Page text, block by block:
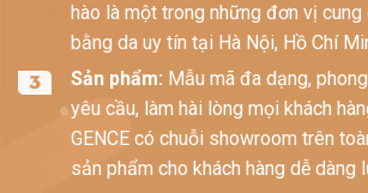
hào là một trong những đơn vị
bằng da uy tín tại Hà Nội, Hồ Chí
Sản phẩm: Mẫu mã đa dạng,
yêu cầu, làm hài lòng mọi khách
GENCE có chuỗi showroom trên
sản phẩm cho khách hàng dễ dàng